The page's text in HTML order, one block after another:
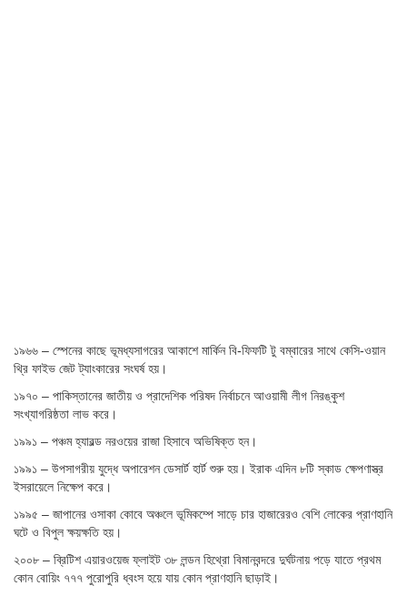
১৯৬৬ – স্পেনের কাছে ভূমধ্যসাগরের আকাশে মার্কিন বি-ফিফটি টু বম্বারের সাথে কেসি-ওয়ান
থ্রি ফাইভ জেট ট্যাংকারের সংঘর্ষ হয়।
১৯৭০ – পাকিস্তানের জাতীয় ও প্রাদেশিক পরিষদ নির্বাচনে আওয়ামী লীগ নিরঙ্কুশ
সংখ্যাগরিষ্ঠতা লাভ করে।
১৯৯১ – পঞ্চম হ্যারল্ড নরওয়ের রাজা হিসাবে অভিষিক্ত হন।
১৯৯১ – উপসাগরীয় যুদ্ধে অপারেশন ডেসার্ট হার্ট শুরু হয়। ইরাক এদিন ৮টি স্কাড ক্ষেপণাস্ত্র
ইসরায়েলে নিক্ষেপ করে।
১৯৯৫ – জাপানের ওসাকা কোবে অঞ্চলে ভূমিকম্পে সাড়ে চার হাজারেরও বেশি লোকের প্রাণহানি
ঘটে ও বিপুল ক্ষয়ক্ষতি হয়।
২০০৮ – ব্রিটিশ এয়ারওয়েজ ফ্লাইট ৩৮ লন্ডন হিথ্রো বিমানবন্দরে দুর্ঘটনায় পড়ে যাতে প্রথম
কোন বোয়িং ৭৭৭ পুরোপুরি ধ্বংস হয়ে যায় কোন প্রাণহানি ছাড়াই।